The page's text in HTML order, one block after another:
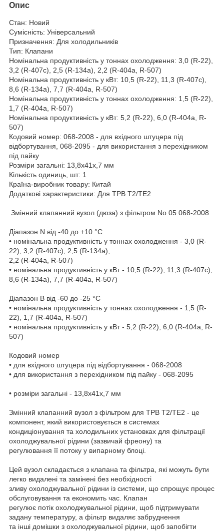
Опис
Стан: Новий
Сумісність: Універсальний
Призначення: Для холодильників
Тип: Клапани
Номінальна продуктивність у тоннах охолодження: 3,0 (R-22),
3,2 (R-407c), 2,5 (R-134a), 2,2 (R-404a, R-507)
Номінальна продуктивність у кВт: 10,5 (R-22), 11,3 (R-407c),
8,6 (R-134a), 7,7 (R-404a, R-507)
Номінальна продуктивність у тоннах охолодження: 1,5 (R-22),
1,7 (R-404a, R-507)
Номінальна продуктивність у кВт: 5,2 (R-22), 6,0 (R-404a, R-
507)
Кодовий номер: 068-2008 - для вхідного штуцера під
відбортування, 068-2095 - для використання з перехідником
під пайку
Розміри загальні: 13,8х41х,7 мм
Кількість одиниць, шт: 1
Країна-виробник товару: Китай
Додаткові характеристики: Для ТРВ T2/TE2
Змінний клапанний вузол (дюза) з фільтром No 05 068-2008
Діапазон N від -40 до +10 °С
• номінальна продуктивність у тоннах охолодження - 3,0 (R-
22), 3,2 (R-407c), 2,5 (R-134a),
2,2 (R-404a, R-507)
• номінальна продуктивність у кВт - 10,5 (R-22), 11,3 (R-407c),
8,6 (R-134a), 7,7 (R-404a, R-507)
Діапазон B від -60 до -25 °С
• номінальна продуктивність у тоннах охолодження - 1,5 (R-
22), 1,7 (R-404a, R-507)
• номінальна продуктивність у кВт - 5,2 (R-22), 6,0 (R-404a, R-
507)
Кодовий номер
• для вхідного штуцера під відбортування - 068-2008
• для використання з перехідником під пайку - 068-2095
• розміри загальні - 13,8х41х,7 мм
Змінний клапанний вузол з фільтром для ТРВ T2/TE2 - це
компонент, який використовується в системах
кондиціонування та холодильних установках для фільтрації
охолоджувальної рідини (зазвичай фреону) та
регулювання її потоку у випарному блоці.
Цей вузол складається з клапана та фільтра, які можуть бути
легко видалені та замінені без необхідності
зливу охолоджувальної рідини із системи, що спрощує процес
обслуговування та економить час. Клапан
регулює потік охолоджувальної рідини, щоб підтримувати
задану температуру, а фільтр видаляє забруднення
та інші домішки з охолоджувальної рідини, щоб запобігти